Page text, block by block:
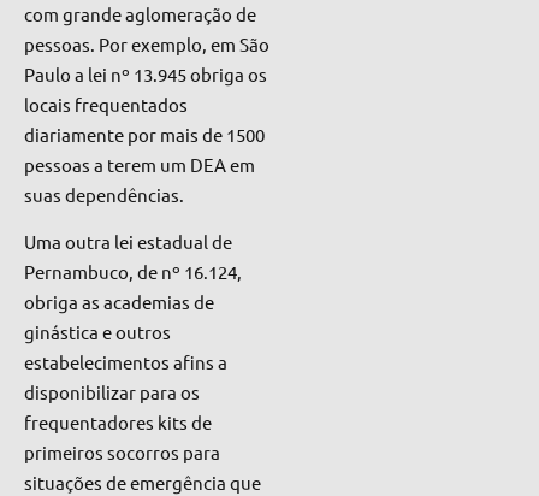
com grande aglomeração de
pessoas. Por exemplo, em São
Paulo a lei nº 13.945 obriga os
locais frequentados
diariamente por mais de 1500
pessoas a terem um DEA em
suas dependências.
Uma outra lei estadual de
Pernambuco, de nº 16.124,
obriga as academias de
ginástica e outros
estabelecimentos afins a
disponibilizar para os
frequentadores kits de
primeiros socorros para
situações de emergência que